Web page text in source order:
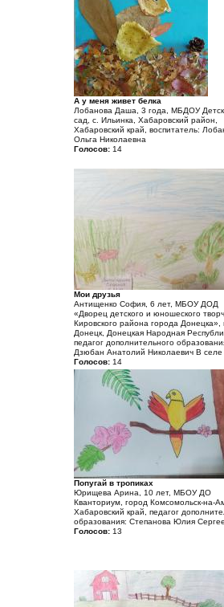
А у меня живет белка
Лобанова Даша, 3 года, МБДОУ
сад, с. Ильинка, Хабаровский район,
Хабаровский край, воспитатель:
Ольга Николаевна
Голосов: 14
Мои друзья
Антищенко София, 6 лет, МБОУ ДОД
«Дворец детского и юношеского
Кировского района города Донецка»,
Донецк, Донецкая Народная
педагог дополнительного
Дзюбан Анатолий Николаевич В селе
Голосов: 14
Попугай в тропиках
Юрищева Арина, 10 лет, МБОУ ДО
Кванториум, город Комсомольск-на-
Хабаровский край, педагог
образования: Степанова Юлия
Голосов: 13